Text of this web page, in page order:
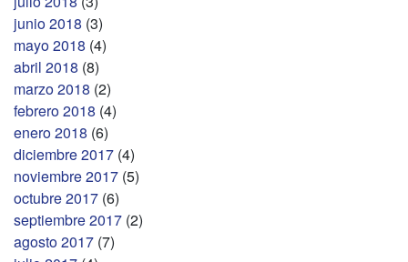
junio 2018 (3)
mayo 2018 (4)
abril 2018 (8)
marzo 2018 (2)
febrero 2018 (4)
enero 2018 (6)
diciembre 2017 (4)
noviembre 2017 (5)
octubre 2017 (6)
septiembre 2017 (2)
agosto 2017 (7)